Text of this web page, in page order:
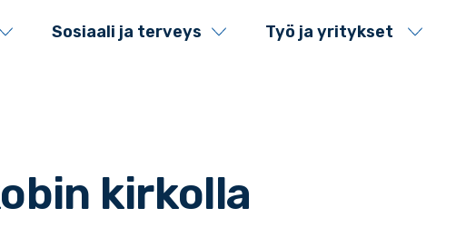
Sosiaali ja terveys Työ ja yritykset
kirkolla